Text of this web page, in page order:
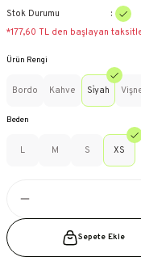
Stok Durumu
*177,60 TL den başlayan
Ürün Rengi
Bordo Kahve Si̇yah
Beden
L M S XS
Sepete Ekle